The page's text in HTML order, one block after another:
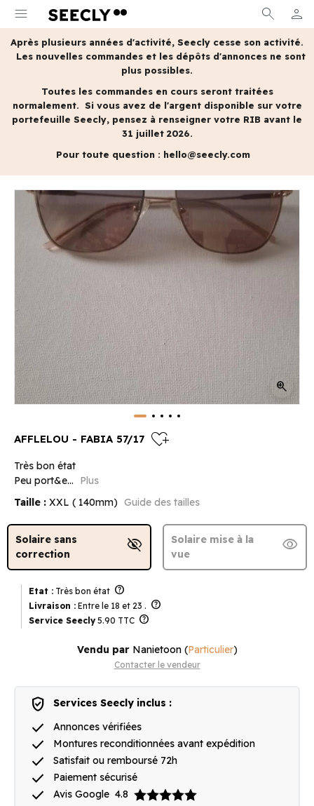
menu search person
MON
Après plusieurs années d'activité, Seecly cesse son activité.
Les nouvelles commandes et les dépôts d'annonces ne sont
plus possibles.
Toutes les commandes en cours seront traitées
normalement. Si vous avez de l'argent disponible sur votre
portefeuille Seecly, pensez à renseigner votre RIB avant le
31 juillet 2026.
Pour toute question : hello@seecly.com
zoom_in
AFFLELOU - FABIA 57/17 heart_plus
Très bon état
Peu port&e...
Plus
Taille : XXL ( 140mm) Guide des tailles
Solaire sans
correction
visibility_off
Solaire mise à la
vue
visibility
Etat : Très bon état help
Livraison : Entre le 18 et 23 . help
Service Seecly 5.90 TTC help
Vendu par Nanietoon(Particulier)
Contacter le vendeur
verified_user Services Seecly inclus :
done Annonces vérifiées
done Montures reconditionnées avant expédition
done Satisfait ou remboursé 72h
done Paiement sécurisé
done Avis Google 4.8